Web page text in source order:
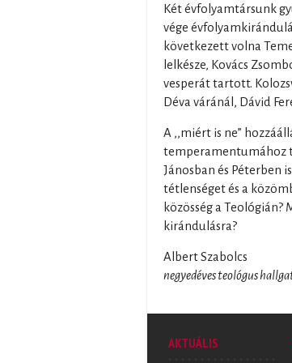
Két évfolyamtársunk
vége
következett volna
lelkésze, Kovács
vesperát tartott.
Déva váránál, Dávid
A ,,miért is ne”
temperamentumához
Jánosban és Péterben
tétlenséget és a
közösség a
kirándulásra?
Albert Szabolcs
negyedéves teológus
AKTUÁLIS